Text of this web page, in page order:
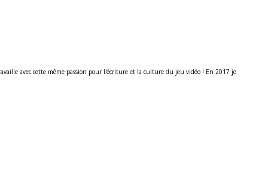
avec cette même passion pour l'écriture et la culture du jeu vidéo ! En 2017 je